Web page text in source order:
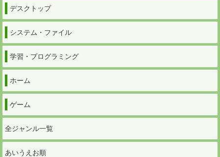
デスクトップ
システム・ファイル
学習・プログラミング
ホーム
ゲーム
全ジャンル一覧
あいうえお順